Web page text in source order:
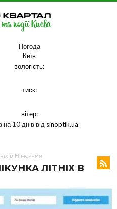
Погода
Київ
вологість:
тиск:
вітер:
на 10 днів від sinoptik.ua
в Німеччині
ЛІТНІХ В